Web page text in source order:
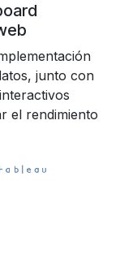
junto con
el rendimiento